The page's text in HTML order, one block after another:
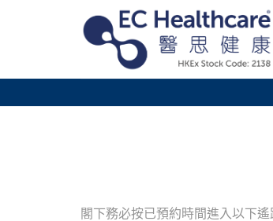
閣下務必按已預約時間進入以下